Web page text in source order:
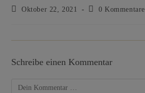
Oktober 22, 2021 0 Kommentare
Schreibe einen Kommentar